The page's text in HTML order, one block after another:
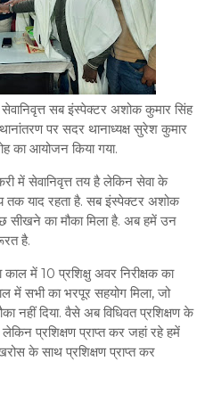
सब इंस्पेक्टर अशोक कुमार सिंह
पर सदर थानाध्यक्ष सुरेश कुमार
का आयोजन किया गया.
में सेवानिवृत्त तय है लेकिन सेवा के
तक याद रहता है. सब इंस्पेक्टर अशोक
सीखने का मौका मिला है. अब हमें उन
है.
काल में 10 प्रशिक्षु अवर निरीक्षक का
में सभी का भरपूर सहयोग मिला, जो
नहीं दिया. वैसे अब विधिवत प्रशिक्षण के
प्रशिक्षण प्राप्त कर जहां रहे हमें
के साथ प्रशिक्षण प्राप्त कर